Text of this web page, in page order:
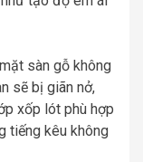
sàn gỗ không
sẽ bị giãn nở,
xốp lót phù hợp
tiếng kêu không